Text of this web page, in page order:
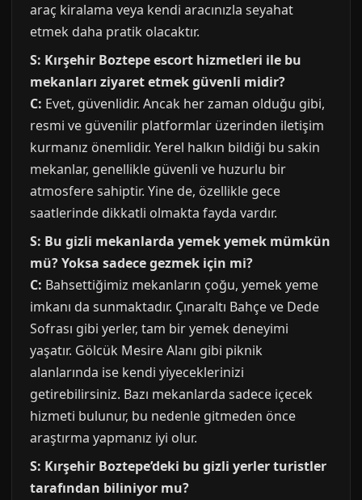
araç kiralama veya kendi aracınızla seyahat
etmek daha pratik olacaktır.
S: Kırşehir Boztepe escort hizmetleri ile bu
mekanları ziyaret etmek güvenli midir?
C: Evet, güvenlidir. Ancak her zaman olduğu gibi,
resmi ve güvenilir platformlar üzerinden iletişim
kurmanız önemlidir. Yerel halkın bildiği bu sakin
mekanlar, genellikle güvenli ve huzurlu bir
atmosfere sahiptir. Yine de, özellikle gece
saatlerinde dikkatli olmakta fayda vardır.
S: Bu gizli mekanlarda yemek yemek mümkün
mü? Yoksa sadece gezmek için mi?
C: Bahsettiğimiz mekanların çoğu, yemek yeme
imkanı da sunmaktadır. Çınaraltı Bahçe ve Dede
Sofrası gibi yerler, tam bir yemek deneyimi
yaşatır. Gölcük Mesire Alanı gibi piknik
alanlarında ise kendi yiyeceklerinizi
getirebilirsiniz. Bazı mekanlarda sadece içecek
hizmeti bulunur, bu nedenle gitmeden önce
araştırma yapmanız iyi olur.
S: Kırşehir Boztepe’deki bu gizli yerler turistler
tarafından biliniyor mu?